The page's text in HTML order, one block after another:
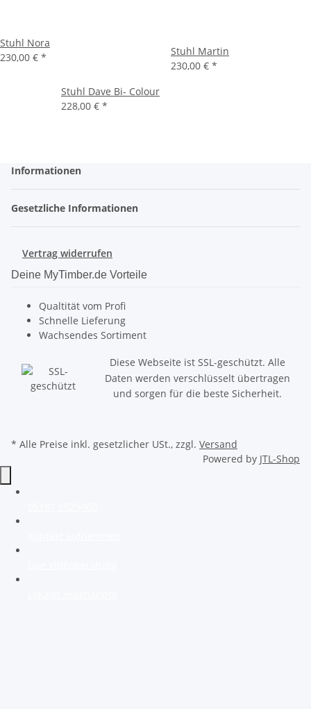
Stuhl Nora
230,00 € *
Stuhl Dave Bi- Colour
228,00 € *
Stuhl Martin
230,00 € *
Informationen
Gesetzliche Informationen
Vertrag widerrufen
Deine MyTimber.de Vorteile
Qualtität vom Profi
Schnelle Lieferung
Wachsendes Sortiment
Diese Webseite ist SSL-geschützt. Alle
Daten werden verschlüsselt übertragen
und sorgen für die beste Sicherheit.
* Alle Preise inkl. gesetzlicher USt., zzgl. Versand
Powered by JTL-Shop